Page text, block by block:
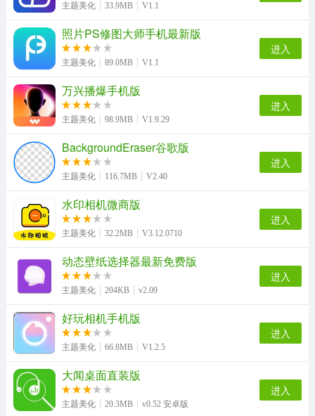
主题美化 33.9MB V1.1
照片PS修图大师手机最新版
主题美化 89.0MB V1.1
进入
万兴播爆手机版
主题美化 98.9MB V1.9.29
进入
BackgroundEraser谷歌版
主题美化 116.7MB V2.40
进入
水印相机微商版
主题美化 32.2MB V3.12.0710
进入
动态壁纸选择器最新免费版
主题美化 204KB v2.09
进入
好玩相机手机版
主题美化 66.8MB V1.2.5
进入
大闻桌面直装版
主题美化 20.3MB v0.52 安卓版
进入